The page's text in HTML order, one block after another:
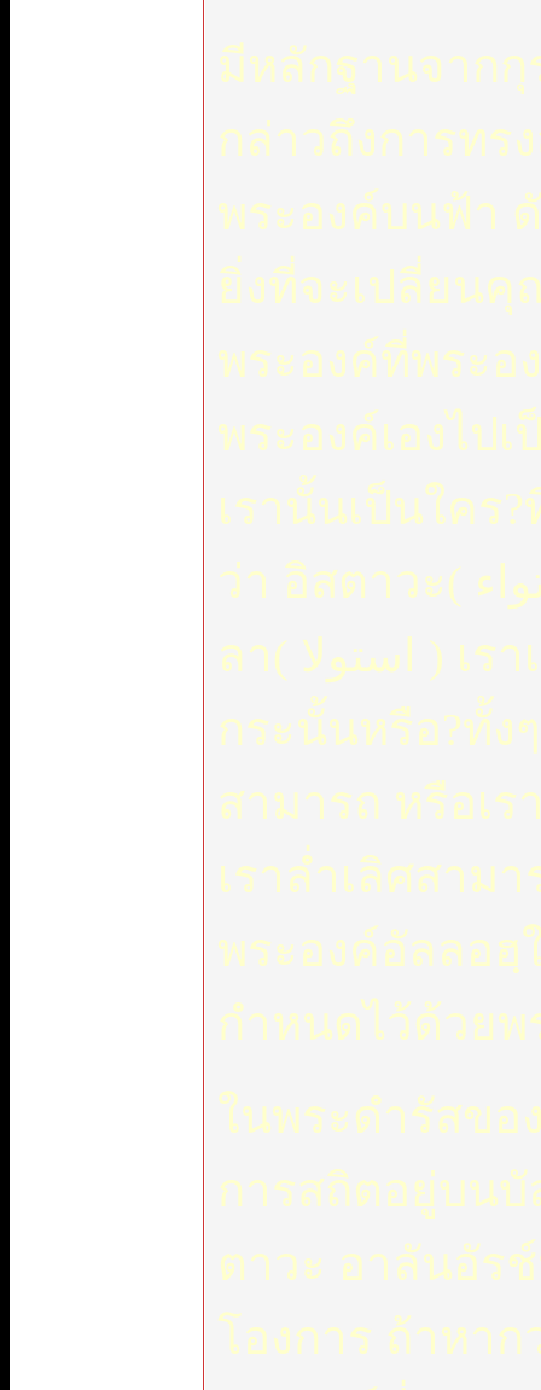
มีหลักฐานจากกุ
กล่าวถึงการทร
พระองค์บนฟ้า
ยิ่งที่จะเปลี่ยน
พระองค์ที่พระอ
พระองค์เองไ
เรานั้นเป็นใคร
ว่า อิสตาวะ( استواء ) ให้เป็น อิสเตา
ลา( استولا ) เราเป็นคนที่เก่งที่สุด
กระนั้นหรือ?ทั้ง
สามารถ หรือเ
เราล่ำเลิศสาม
พระองค์อัลลอฮฺ
กำหนดไว้ด้วยพ
ในพระดำรัสขอ
การสถิตอยู่บน
ตาวะ อาลันอัร
โองการ ถ้าหา